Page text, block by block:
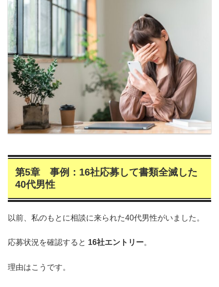
第5章 事例：16社応募して書類全滅した
40代男性
以前、私のもとに相談に来られた40代男性がいました。
応募状況を確認すると 16社エントリー。
理由はこうです。